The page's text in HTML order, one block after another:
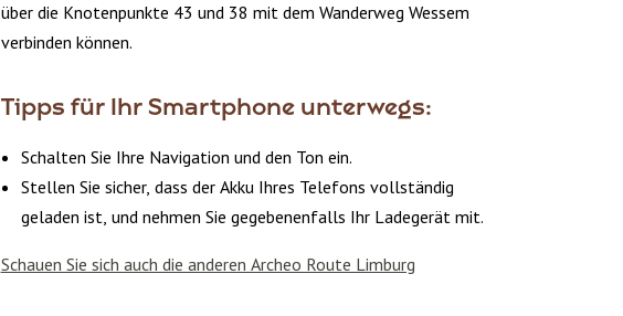
über die Knotenpunkte 43 und 38 mit dem Wanderweg Wessem
verbinden können.
Tipps für Ihr Smartphone unterwegs:
Schalten Sie Ihre Navigation und den Ton ein.
Stellen Sie sicher, dass der Akku Ihres Telefons vollständig
geladen ist, und nehmen Sie gegebenenfalls Ihr Ladegerät mit.
Schauen Sie sich auch die anderen Archeo Route Limburg